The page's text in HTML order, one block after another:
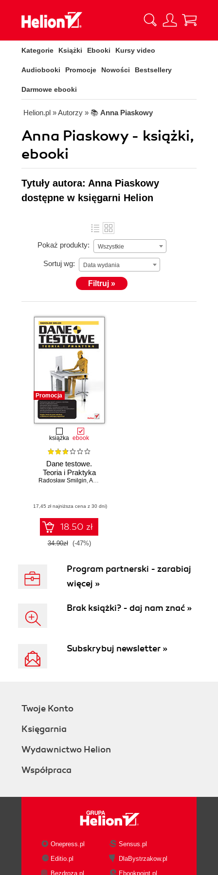
Kategorie Książki Ebooki Kursy video
Audiobooki Promocje Nowości Bestsellery
Darmowe ebooki
Helion.pl » Autorzy » 📚 Anna Piaskowy
Anna Piaskowy - książki,
ebooki
Tytuły autora: Anna Piaskowy
dostępne w księgarni Helion
Pokaż produkty: Wszystkie
Sortuj wg: Data wydania
Filtruj »
Promocja
książka ebook
Dane testowe.
Teoria i Praktyka
Radosław Smilgin,Anna Piaskowy
(17,45 zł najniższa cena z 30 dni)
18.50 zł
34.90zł (-47%)
Program partnerski - zarabiaj
więcej »
Brak książki? - daj nam znać »
Subskrybuj newsletter »
Twoje Konto
Księgarnia
Wydawnictwo Helion
Współpraca
Onepress.pl
Sensus.pl
Editio.pl
DlaBystrzakow.pl
Bezdroza.pl
Ebookpoint.pl